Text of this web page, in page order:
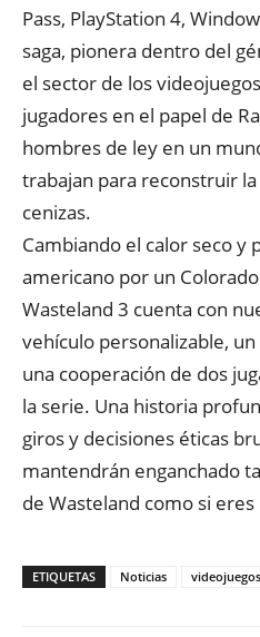
Pass, PlayStation 4,
saga, pionera dentro del
el sector de los
jugadores en el papel de
hombres de ley en un
trabajan para reconstruir
cenizas.
Cambiando el calor seco
americano por un
Wasteland 3 cuenta con
vehículo personalizable,
una cooperación de dos
la serie. Una historia
giros y decisiones éticas
mantendrán enganchado
de Wasteland como si eres
ETIQUETAS Noticias videojuegos